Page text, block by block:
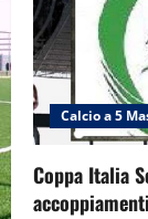
Calcio a 5
Coppa Italia